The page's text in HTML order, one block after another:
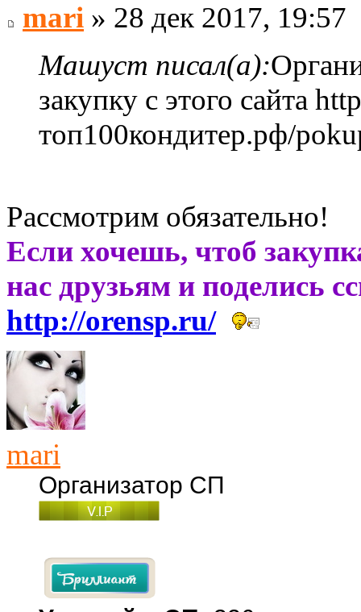
mari » 28 дек 2017, 19:57
Машуст писал(а):
закупку с этого сайта
топ100кондитер.рф/
Рассмотрим обязательно!
Если хочешь, чтоб
нас друзьям и поделись
http://orensp.ru/
mari
Организатор СП